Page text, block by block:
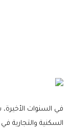
في السنوات
السكنية والتجارية